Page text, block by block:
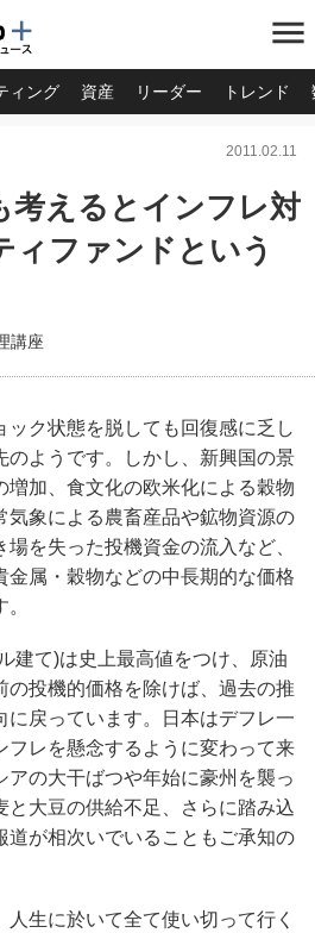
menu
ィング 資産 リーダー トレンド
2011.02.11
考えるとインフレ対
ィファンドという
講座
ック状態を脱しても回復感に乏し
のようです。しかし、新興国の景
増加、食文化の欧米化による穀物
気象による農畜産品や鉱物資源の
を失った投機資金の流入など、
金属・穀物などの中長期的な価格
建て)は史上最高値をつけ、原油
の投機的価格を除けば、過去の推
に戻っています。日本はデフレ一
フレを懸念するように変わって来
アの大干ばつや年始に豪州を襲っ
と大豆の供給不足、さらに踏み込
道が相次いでいることもご承知の
生に於いて全て使い切って行く